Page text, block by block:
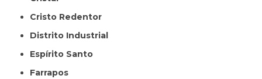
Cristo Redentor
Distrito Industrial
Espírito Santo
Farrapos